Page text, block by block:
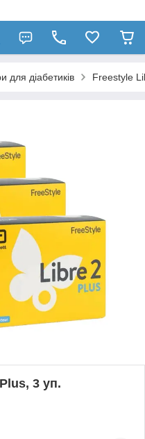
для діабетиків Freestyle
3 уп.